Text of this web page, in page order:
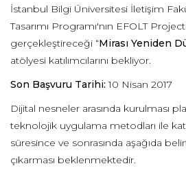
İstanbul Bilgi Üniversitesi İletişim
Tasarımı Programı'nın EFOLT
gerçekleştireceği “Mirası Yeniden
atölyesi katılımcılarını bekliyor.
Son Başvuru Tarihi: 10 Nisan 2017
Dijital nesneler arasında kurulması
teknolojik uygulama metodları ile
süresince ve sonrasında aşağıda
çıkarması beklenmektedir.